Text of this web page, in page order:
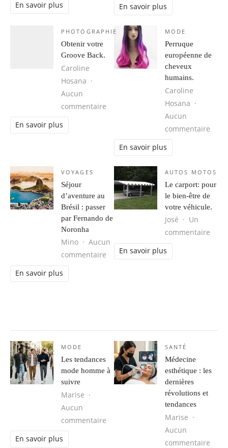
En savoir plus En savoir plus
PHOTOGRAPHIE
Obtenir votre
Groove Back.
Caroline
Hosana
Aucun
commentaire sur Obtenir votre Groove Back.
En savoir plus
MODE
Perruque
européenne de
cheveux
humains.
Caroline
Hosana
Aucun
commentaire
En savoir plus
VOYAGES
Séjour
d’aventure au
Brésil : passer
par Fernando de
Noronha
Mino
Aucun
commentaire sur Séjour d’aventure au Brésil :
En savoir plus
AUTOS MOTOS
Le carport: pour
le bien-être de
votre véhicule.
José
Un
commentaire
En savoir plus
MODE
Les tendances
mode homme à
suivre
Marise
Aucun
commentaire sur Les tendances mode homme à
En savoir plus
SANTÉ
Médecine
esthétique : les
dernières
révolutions et
tendances
Marise
Aucun
commentaire